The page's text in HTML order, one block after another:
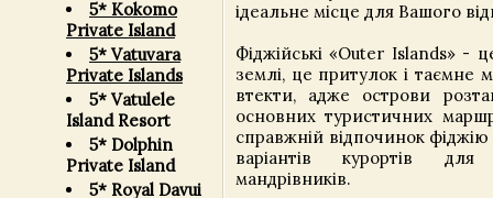
5* Kokomo
Private Island
5* Vatuvara
Private Islands
5* Vatulele
Island Resort
5* Dolphin
Private Island
5* Royal Davui
ідеальне місце для Вашого
Фіджійські «Outer Islands» -
землі, це притулок і таємне
втекти, адже острови
основних туристичних
справжній відпочинок
варіантів курортів для
мандрівників.